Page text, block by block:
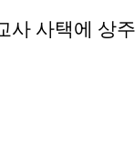
사 사택에 상